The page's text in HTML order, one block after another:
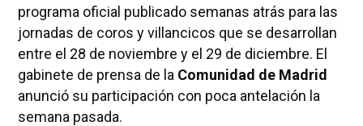
programa oficial publicado semanas atrás para las
jornadas de coros y villancicos que se desarrollan
entre el 28 de noviembre y el 29 de diciembre. El
gabinete de prensa de la Comunidad de Madrid
anunció su participación con poca antelación la
semana pasada.